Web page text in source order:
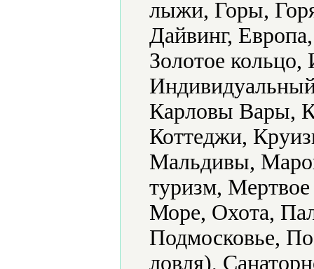
лыжи, Горы,
Дайвинг,
Золотое
Карловы Вары,
Коттеджи,
Мальдивы,
туризм,
Море, Охота,
Подмосковье,
ловля),